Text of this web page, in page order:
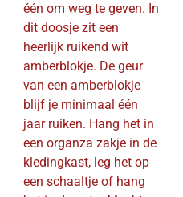
één om weg te geven. In
dit doosje zit een
heerlijk ruikend wit
amberblokje. De geur
van een amberblokje
blijf je minimaal één
jaar ruiken. Hang het in
een organza zakje in de
kledingkast, leg het op
een schaaltje of hang